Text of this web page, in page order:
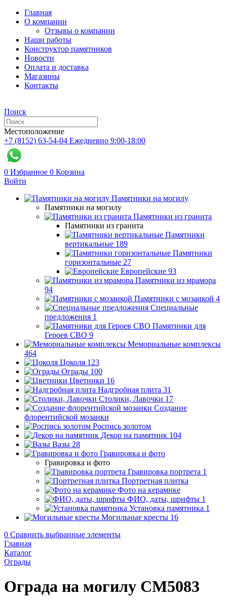
Главная
О компании
Отзывы о компании
Наши работы
Конструктор памятников
Новости
Оплата и доставка
Магазины
Контакты
Поиск
Местоположение
+7 (8152) 63-54-04 Ежедневно 9:00-18:00
0 Избранное 0 Корзина
Войти
Памятники на могилу
Памятники на могилу
Памятники из гранита
Памятники из гранита
Памятники
вертикальные 189
Памятники
горизонтальные 27
Европейские 93
Памятники из мрамора
94
Памятники с мозаикой 4
Специальные
предложения 1
Памятники для
Героев СВО 9
Мемориальные комплексы
464
Цоколя 123
Ограды 100
Цветники 16
Надгробная плита 31
Столики, Лавочки 17
Создание
флорентийской мозаики
Роспись золотом
Декор на памятник 104
Вазы 28
Гравировка и фото
Гравировка и фото
Гравировка портрета 1
Портретная плитка
Фото на керамике
ФИО, даты, шрифты 1
Установка памятника 1
Могильные кресты 16
0 Сравнить выбранные элементы
Главная
Каталог
Ограды
Ограда на могилу CM5083